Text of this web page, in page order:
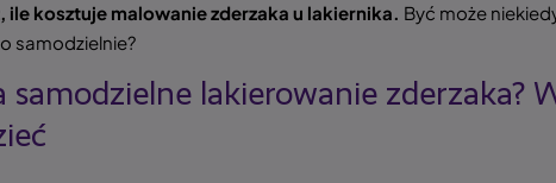
ile kosztuje malowanie zderzaka u lakiernika. Być może
samodzielnie?
samodzielne lakierowanie zderzaka?